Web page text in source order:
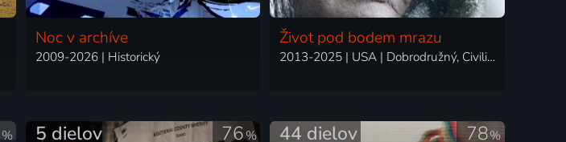
Noc v archíve
2009-2026 | Historický
Život pod bodem mrazu
2013-2025 | USA | Dobrodružný, Civilizácia, Príroda
% 76%
5 dielov 78%
44 dielov